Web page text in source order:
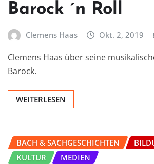
Barock ´n Roll
Clemens Haas Okt. 2, 2019
Clemens Haas über seine
Barock.
WEITERLESEN
BACH & SACHGESCHICHTEN
KULTUR
MEDIEN